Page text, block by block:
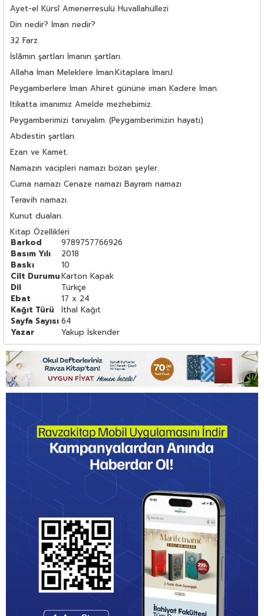
Ayet-el Kürsî Amenerresulü Huvallahüllezi
Din nedir? İman nedir?
32 Farz.
İslâmın şartları İmanın şartları.
Allaha İman Meleklere İman.Kitaplara İmanJ
Peygamberlere İman Ahiret gününe iman Kadere İman.
İtikatta imanımız Amelde mezhebimiz.
Peygamberimizi tanıyalım. (Peygamberimizin hayatı)
Abdestin şartları.
Ezan ve Kamet.
Namazın vacipleri namazı bozan şeyler.
Cuma namazı Cenaze namazı Bayram namazı
Teravih namazı.
Kunut duaları.
Kitap Özellikleri
Barkod
9789757766926
Basım Yılı
2018
Baskı
10
Cilt DurumuKarton Kapak
Dil
Türkçe
Ebat
17 x 24
Kağıt Türü
İthal Kağıt
Sayfa Sayısı 64
Yazar
Yakup İskender